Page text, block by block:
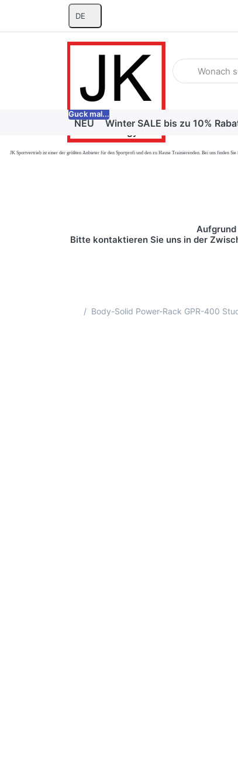
DE
Geben Sie
NEU
Guck mal...
Winter SALE bis zu 10%
JK Sportvertrieb ist einer der größten Anbieter für den Sportprofi und den zu Hause Trainierenden. Bei uns finden
Bitte kontaktieren Sie uns in der
Startseite
Body-Solid Power-Rack GPR-400